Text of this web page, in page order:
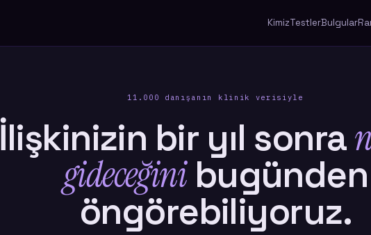
KimizTestlerBulgular
11.000 danışanın klinik verisiyle
İlişkinizin bir yıl sonra
gideceğinibugünden
öngörebiliyoruz.